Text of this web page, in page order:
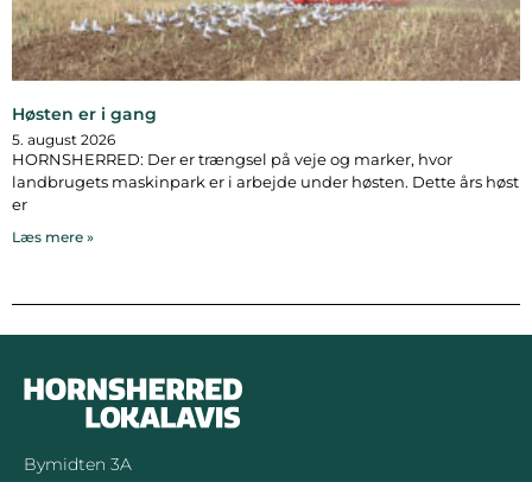
Høsten er i gang
5. august 2026
HORNSHERRED: Der er trængsel på veje og marker, hvor
landbrugets maskinpark er i arbejde under høsten. Dette års høst
er
Læs mere »
Bymidten 3A